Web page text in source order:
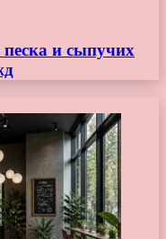
песка и сыпучих